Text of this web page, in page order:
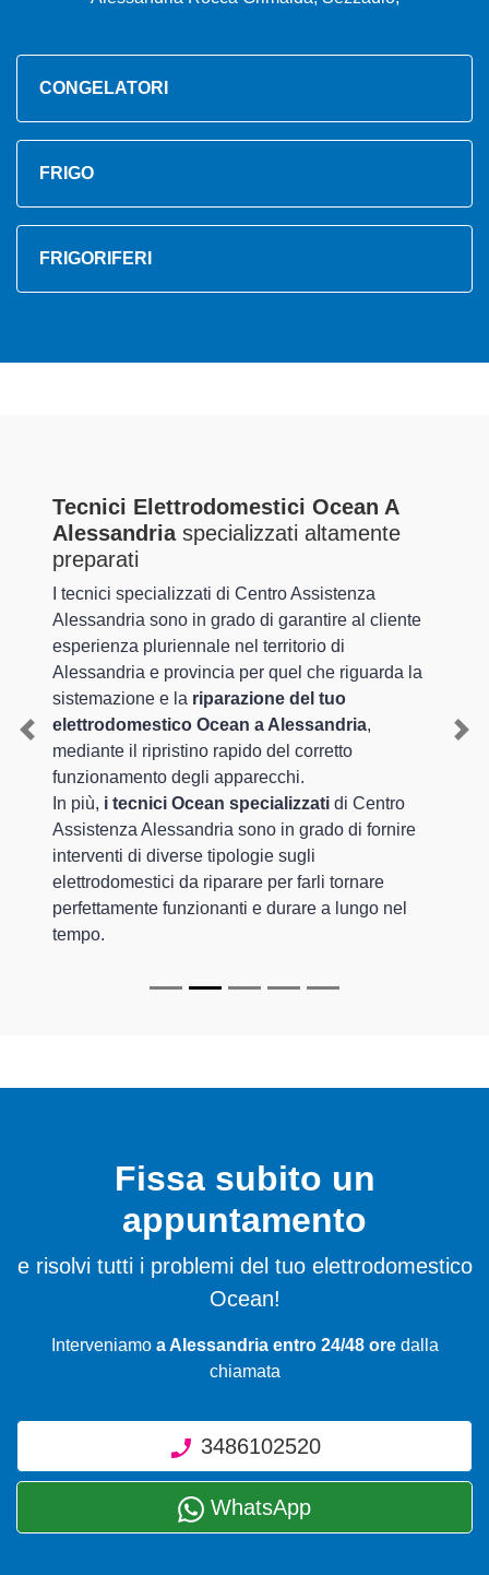
CONGELATORI
FRIGO
FRIGORIFERI
Tecnici Elettrodomestici Ocean A
Alessandriaspecializzati altamente
preparati
I tecnici specializzati di Centro Assistenza
Alessandria sono in grado di garantire al cliente
esperienza pluriennale nel territorio di
Alessandria e provincia per quel che riguarda la
sistemazione e la riparazione del tuo
elettrodomestico Ocean a Alessandria,
mediante il ripristino rapido del corretto
funzionamento degli apparecchi.
In più, i tecnici Ocean specializzati di Centro
Assistenza Alessandria sono in grado di fornire
interventi di diverse tipologie sugli
elettrodomestici da riparare per farli tornare
perfettamente funzionanti e durare a lungo nel
tempo.
Previous
Fissa subito un
appuntamento
e risolvi tutti i problemi del tuo elettrodomestico
Ocean!
Interveniamo a Alessandria entro 24/48 oredalla
chiamata
3486102520
WhatsApp